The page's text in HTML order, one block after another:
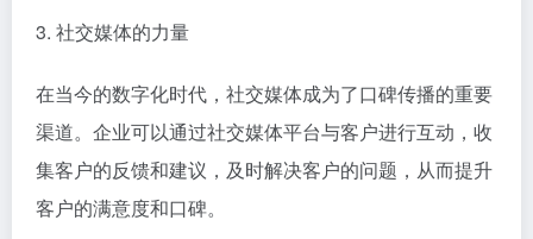
3. 社交媒体的力量
在当今的数字化时代，社交媒体成为了口碑传播的重要
渠道。企业可以通过社交媒体平台与客户进行互动，收
集客户的反馈和建议，及时解决客户的问题，从而提升
客户的满意度和口碑。